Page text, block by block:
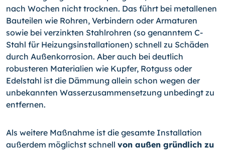
nach Wochen nicht trocknen. Das führt bei metallenen
Bauteilen wie Rohren, Verbindern oder Armaturen
sowie bei verzinkten Stahlrohren (so genanntem C-
Stahl für Heizungsinstallationen) schnell zu Schäden
durch Außenkorrosion. Aber auch bei deutlich
robusteren Materialien wie Kupfer, Rotguss oder
Edelstahl ist die Dämmung allein schon wegen der
unbekannten Wasserzusammensetzung unbedingt zu
entfer­nen.
Als weitere Maßnahme ist die gesamte Installation
außerdem möglichst schnell von außen gründlich zu